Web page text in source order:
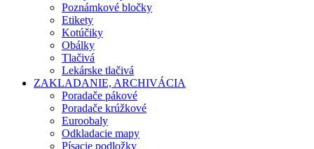
Poznámkové bločky
Etikety
Kotúčiky
Obálky
Tlačivá
Lekárske tlačivá
ZAKLADANIE, ARCHIVÁCIA
Poradače pákové
Poradače krúžkové
Euroobaly
Odkladacie mapy
Písacie podložky